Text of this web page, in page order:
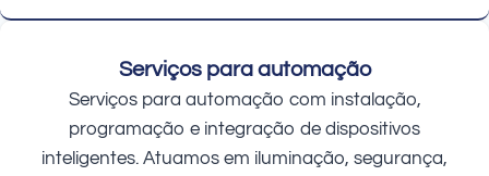
Serviços para automação
Serviços para automação com instalação,
programação e integração de dispositivos
inteligentes. Atuamos em iluminação, segurança,